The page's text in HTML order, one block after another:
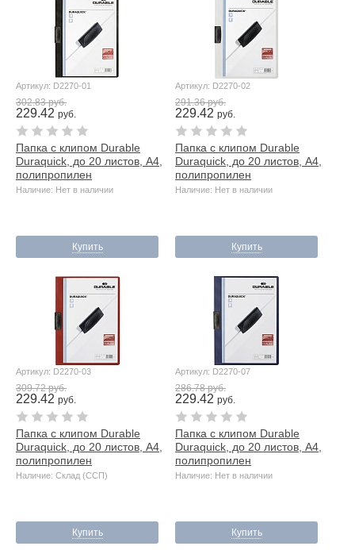
Артикул: D2270-01
302.83 руб.
229.42 руб.
Папка с клипом Durable
Duraquick, до 20 листов, А4,
полипропилен
Наличие: Нет в наличии
Купить
Артикул: D2270-02
291.36 руб.
229.42руб.
Папка с клипом Durable
Duraquick, до 20 листов, А4,
полипропилен
Наличие: Нет в наличии
Купить
Артикул: D2270-03
309.72 руб.
229.42 руб.
Папка с клипом Durable
Duraquick, до 20 листов, А4,
полипропилен
Наличие: Склад (ССП)
Купить
Артикул: D2270-07
286.78 руб.
229.42руб.
Папка с клипом Durable
Duraquick, до 20 листов, А4,
полипропилен
Наличие: Нет в наличии
Купить